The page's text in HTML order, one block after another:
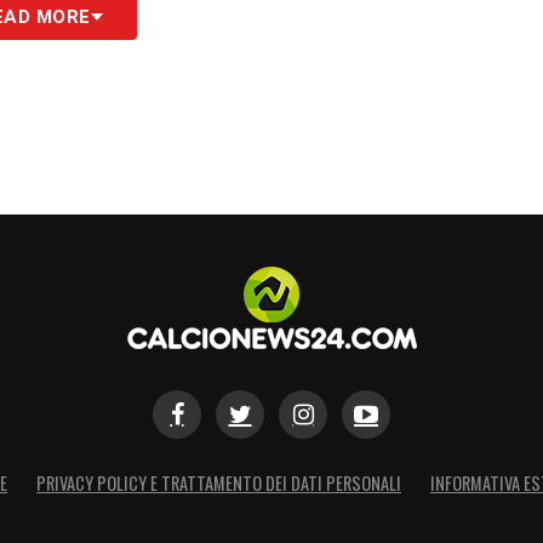
d’amore (e di dominio)
2019-2020 vinta dal Bayern Monaco.
Final Eight di Lisbona, vide un Bayern
un record assoluto) passare dalla crisi
Flick. In quel Bayern schiacciasassi,
nei gironi e di umiliare il Barcellona di
Goretzka formava una diga insuperabile a
MORE
PRIVACY POLICY E TRATTAMENTO DEI DATI PERSONALI INFORMATIVA